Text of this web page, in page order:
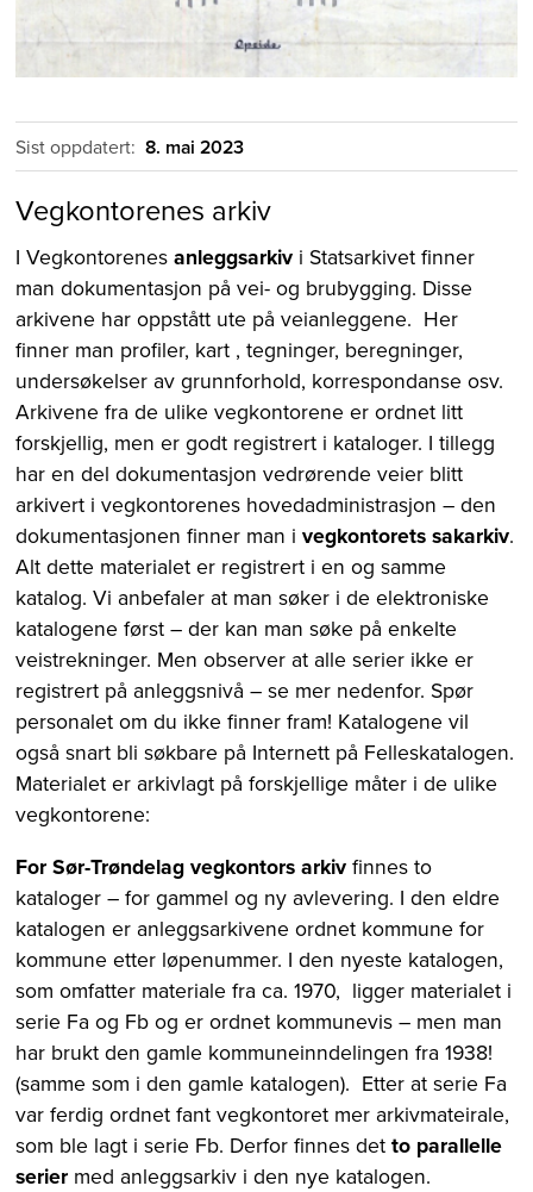
Sist oppdatert: 8. mai 2023
Vegkontorenes arkiv
I Vegkontorenesanleggsarkiv i Statsarkivet finner
man dokumentasjon på vei- og brubygging. Disse
arkivene har oppstått ute på veianleggene. Her
finner man profiler, kart , tegninger, beregninger,
undersøkelser av grunnforhold, korrespondanse osv.
Arkivene fra de ulike vegkontorene er ordnet litt
forskjellig, men er godt registrert i kataloger. I tillegg
har en del dokumentasjon vedrørende veier blitt
arkivert i vegkontorenes hovedadministrasjon – den
dokumentasjonen finner man ivegkontorets sakarkiv.
Alt dette materialet er registrert i en og samme
katalog. Vi anbefaler at man søker i de elektroniske
katalogene først – der kan man søke på enkelte
veistrekninger. Men observer at alle serier ikke er
registrert på anleggsnivå – se mer nedenfor. Spør
personalet om du ikke finner fram! Katalogene vil
også snart bli søkbare på Internett på Felleskatalogen.
Materialet er arkivlagt på forskjellige måter i de ulike
vegkontorene:
For Sør-Trøndelag vegkontors arkiv finnes to
kataloger – for gammel og ny avlevering. I den eldre
katalogen er anleggsarkivene ordnet kommune for
kommune etter løpenummer. I den nyeste katalogen,
som omfatter materiale fra ca. 1970, ligger materialet i
serie Fa og Fb og er ordnet kommunevis – men man
har brukt den gamle kommuneinndelingen fra 1938!
(samme som i den gamle katalogen). Etter at serie Fa
var ferdig ordnet fant vegkontoret mer arkivmateirale,
som ble lagt i serie Fb. Derfor finnes detto parallelle
serier med anleggsarkiv i den nye katalogen.